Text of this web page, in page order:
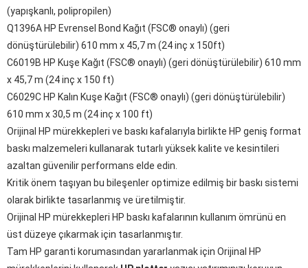
(yapışkanlı, polipropilen)
Q1396A HP Evrensel Bond Kağıt (FSC® onaylı) (geri
dönüştürülebilir) 610 mm x 45,7 m (24 inç x 150ft)
C6019B HP Kuşe Kağıt (FSC® onaylı) (geri dönüştürülebilir) 610 mm
x 45,7 m (24 inç x 150 ft)
C6029C HP Kalın Kuşe Kağıt (FSC® onaylı) (geri dönüştürülebilir)
610 mm x 30,5 m (24 inç x 100 ft)
Orijinal HP mürekkepleri ve baskı kafalarıyla birlikte HP geniş format
baskı malzemeleri kullanarak tutarlı yüksek kalite ve kesintileri
azaltan güvenilir performans elde edin.
Kritik önem taşıyan bu bileşenler optimize edilmiş bir baskı sistemi
olarak birlikte tasarlanmış ve üretilmiştir.
Orijinal HP mürekkepleri HP baskı kafalarının kullanım ömrünü en
üst düzeye çıkarmak için tasarlanmıştır.
Tam HP garanti korumasından yararlanmak için Orijinal HP